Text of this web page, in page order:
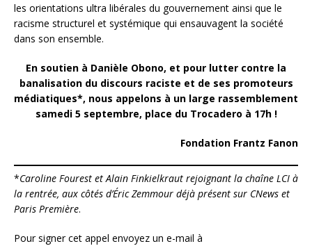
les orientations ultra libérales du gouvernement ainsi que le
racisme structurel et systémique qui ensauvagent la société
dans son ensemble.
En soutien à Danièle Obono, et pour lutter contre la
banalisation du discours raciste et de ses promoteurs
médiatiques*, nous appelons à un large rassemblement
samedi 5 septembre, place du Trocadero à 17h !
Fondation Frantz Fanon
*Caroline Fourest et Alain Finkielkraut rejoignant la chaîne LCI à
la rentrée, aux côtés d’Éric Zemmour déjà présent sur CNews et
Paris Première.
Pour signer cet appel envoyez un e-mail à